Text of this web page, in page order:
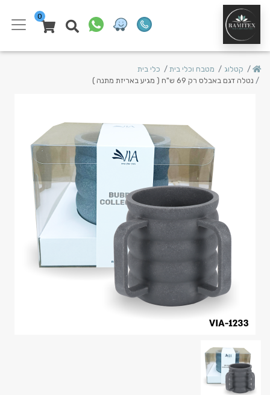
0
קטלוג מטבח וכלי בית
כלי בית
נטלה דגם באבלס רק 69 ש"ח ( מגיע באריזת מתנה )